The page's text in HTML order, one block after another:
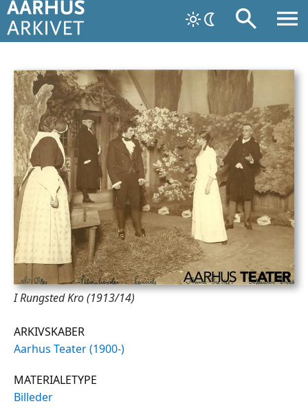
I Rungsted Kro (1913/14)
ARKIVSKABER
Aarhus Teater (1900-)
MATERIALETYPE
Billeder